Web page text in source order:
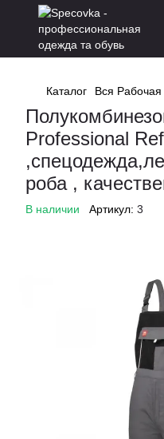
Каталог Вся
Professional
роба ,
В наличии Артикул: 3